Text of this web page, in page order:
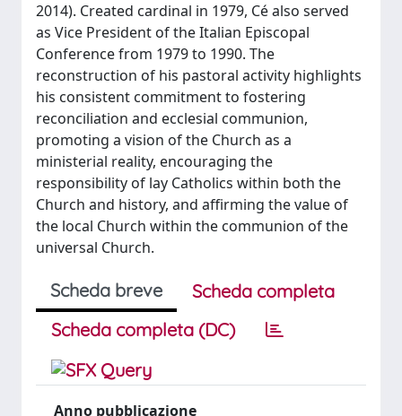
2014). Created cardinal in 1979, Cé also served
as Vice President of the Italian Episcopal
Conference from 1979 to 1990. The
reconstruction of his pastoral activity highlights
his consistent commitment to fostering
reconciliation and ecclesial communion,
promoting a vision of the Church as a
ministerial reality, encouraging the
responsibility of lay Catholics within both the
Church and history, and affirming the value of
the local Church within the communion of the
universal Church.
Scheda breve
Scheda completa
Scheda completa (DC)
Anno pubblicazione